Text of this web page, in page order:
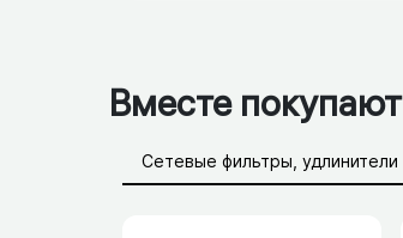
Вместе покупают
Сетевые фильтры, удлинители